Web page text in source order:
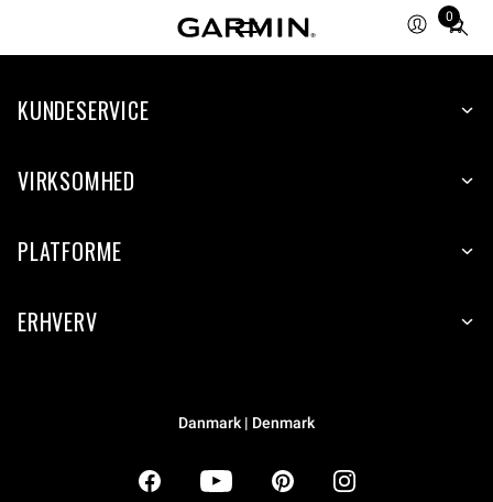
0
Total
items
cart:
KUNDESERVICE
VIRKSOMHED
PLATFORME
ERHVERV
Danmark | Denmark